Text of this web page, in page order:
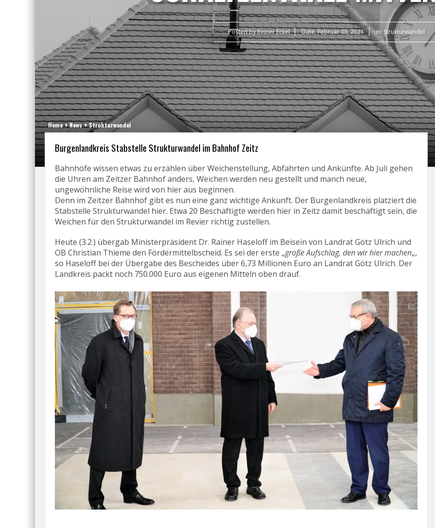
Posted byReiner Eckel Date:Februar 03, 2021 in: Strukturwandel
Home News Strukturwandel
Burgenlandkreis Stabstelle Strukturwandel im Bahnhof Zeitz
Bahnhöfe wissen etwas zu erzählen über Weichenstellung, Abfahrten und Ankünfte. Ab Juli gehen
die Uhren am Zeitzer Bahnhof anders, Weichen werden neu gestellt und manch neue,
ungewöhnliche Reise wird von hier aus beginnen.
Denn im Zeitzer Bahnhof gibt es nun eine ganz wichtige Ankunft. Der Burgenlandkreis platziert die
Stabstelle Strukturwandel hier. Etwa 20 Beschäftigte werden hier in Zeitz damit beschäftigt sein, die
Weichen für den Strukturwandel im Revier richtig zustellen.
Heute (3.2.) übergab Ministerpräsident Dr. Rainer Haseloff im Beisein von Landrat Götz Ulrich und
OB Christian Thieme den Fördermittelbscheid. Es sei der erste „große Aufschlag, den wir hier machen„,
so Haseloff bei der Übergabe des Bescheides über 6,73 Millionen Euro an Landrat Götz Ulrich. Der
Landkreis packt noch 750.000 Euro aus eigenen Mitteln oben drauf.